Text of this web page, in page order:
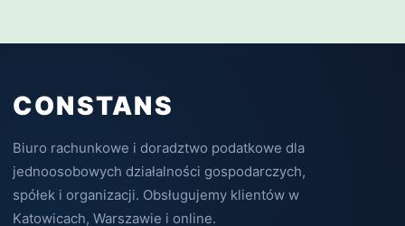
CONSTANS
Biuro rachunkowe i doradztwo podatkowe dla
jednoosobowych działalności gospodarczych,
spółek i organizacji. Obsługujemy klientów w
Katowicach, Warszawie i online.